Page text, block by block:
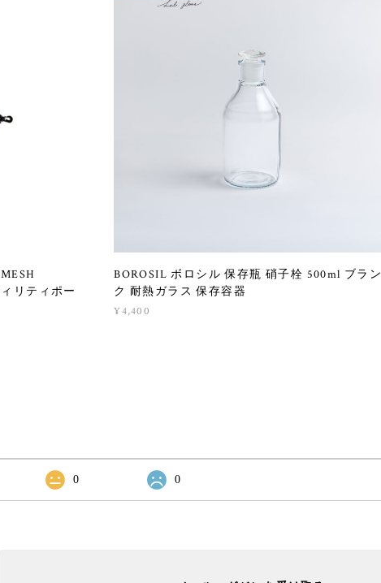
リティポー
BOROSIL ボロシル 保存瓶 硝子栓 500ml ブラン
ク 耐熱ガラス 保存容器
¥4,400
0 0